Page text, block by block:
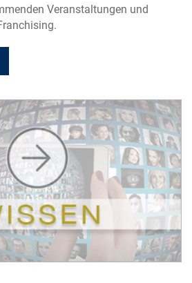
Veranstaltungen und